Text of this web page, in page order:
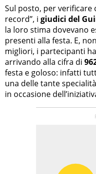
Sul posto, per verificare
record”, i giudici del
la loro stima dovevano
presenti alla festa. E,
migliori, i partecipanti
arrivando alla cifra di
festa e goloso: infatti
una delle tante
in occasione